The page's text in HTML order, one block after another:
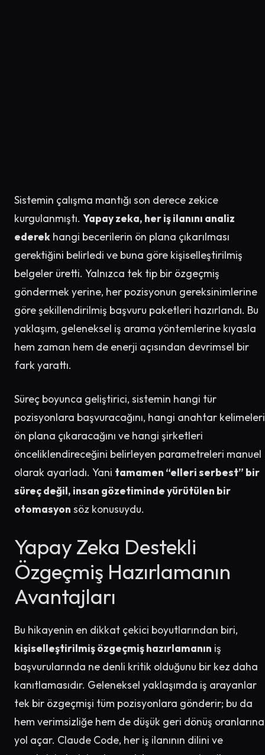
Sistemin çalışma mantığı son derece zekice
kurgulanmıştı. Yapay zeka, her iş ilanını analiz
ederek hangi becerilerin ön plana çıkarılması
gerektiğini belirledi ve buna göre kişiselleştirilmiş
belgeler üretti. Yalnızca tek tip bir özgeçmiş
göndermek yerine, her pozisyonun gereksinimlerine
göre şekillendirilmiş başvuru paketleri hazırlandı. Bu
yaklaşım, geleneksel iş arama yöntemlerine kıyasla
hem zaman hem de enerji açısından devrimsel bir
fark yarattı.
Süreç boyunca geliştirici, sistemin hangi tür
pozisyonlara başvuracağını, hangi anahtar kelimeleri
ön plana çıkaracağını ve hangi şirketleri
önceliklendireceğini belirleyen parametreleri manuel
olarak ayarladı. Yani tamamen “elleri serbest” bir
süreç değil, insan gözetiminde yürütülen bir
otomasyon söz konusuydu.
Yapay Zeka Destekli
Özgeçmiş Hazırlamanın
Avantajları
Bu hikayenin en dikkat çekici boyutlarından biri,
kişiselleştirilmiş özgeçmiş hazırlamanın iş
başvurularında ne denli kritik olduğunu bir kez daha
kanıtlamasıdır. Geleneksel yaklaşımda iş arayanlar
tek bir özgeçmişi tüm pozisyonlara gönderir; bu da
hem verimsizliğe hem de düşük geri dönüş oranlarına
yol açar. Claude Code, her iş ilanının dilini ve